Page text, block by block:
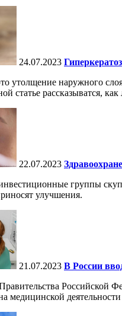
24.07.2023 Гиперкератоз
утолщение наружного
статье рассказыватся, как
22.07.2023
группы
улучшения.
21.07.2023 В России
Российской
медицинской